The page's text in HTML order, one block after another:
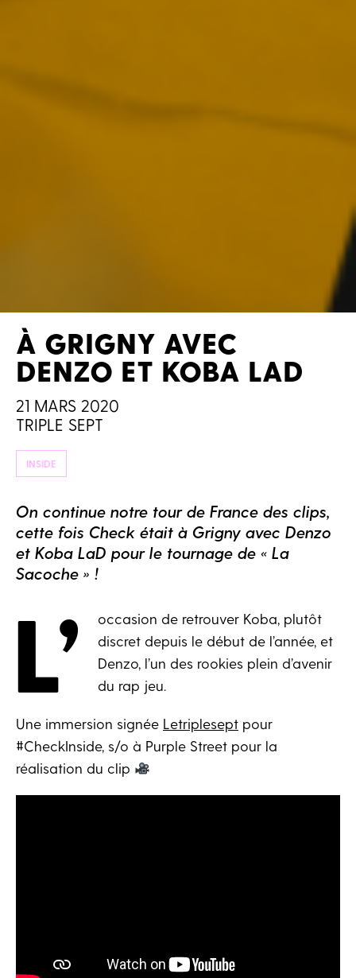
À GRIGNY AVEC
DENZO ET KOBA LAD
21 MARS 2020
TRIPLE SEPT
INSIDE
On continue notre tour de France des clips,
cette fois Check était à Grigny avec Denzo
et Koba LaD pour le tournage de « La
Sacoche » !
L’
occasion de retrouver Koba, plutôt
discret depuis le début de l’année, et
Denzo, l’un des rookies plein d’avenir
du rap jeu.
Une immersion signée Letriplesept pour
#CheckInside, s/o à Purple Street pour la
réalisation du clip